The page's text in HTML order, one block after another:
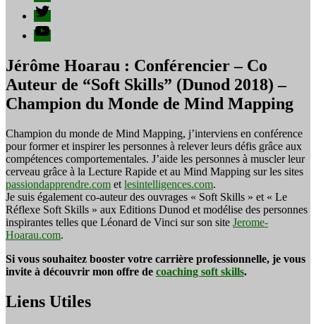
Twitter
YouTube
Jérôme Hoarau : Conférencier – Co
Auteur de “Soft Skills” (Dunod 2018) –
Champion du Monde de Mind Mapping
Champion du monde de Mind Mapping, j’interviens en conférence
pour former et inspirer les personnes à relever leurs défis grâce aux
compétences comportementales. J’aide les personnes à muscler leur
cerveau grâce à la Lecture Rapide et au Mind Mapping sur les sites
passiondapprendre.com et lesintelligences.com.
Je suis également co-auteur des ouvrages « Soft Skills » et « Le
Réflexe Soft Skills » aux Editions Dunod et modélise des personnes
inspirantes telles que Léonard de Vinci sur son site Jerome-
Hoarau.com.
Si vous souhaitez booster votre carrière professionnelle, je vous
invite à découvrir mon offre de coaching soft skills.
Liens Utiles